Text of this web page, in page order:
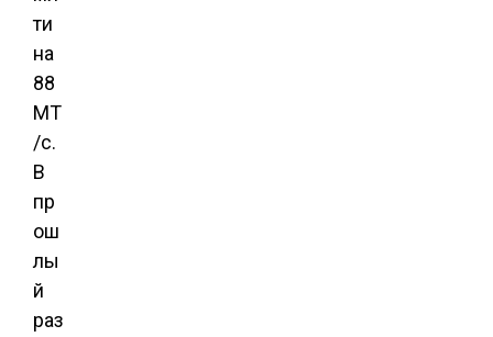
ти
на
88
МТ
/с.
В
пр
ош
лы
й
раз